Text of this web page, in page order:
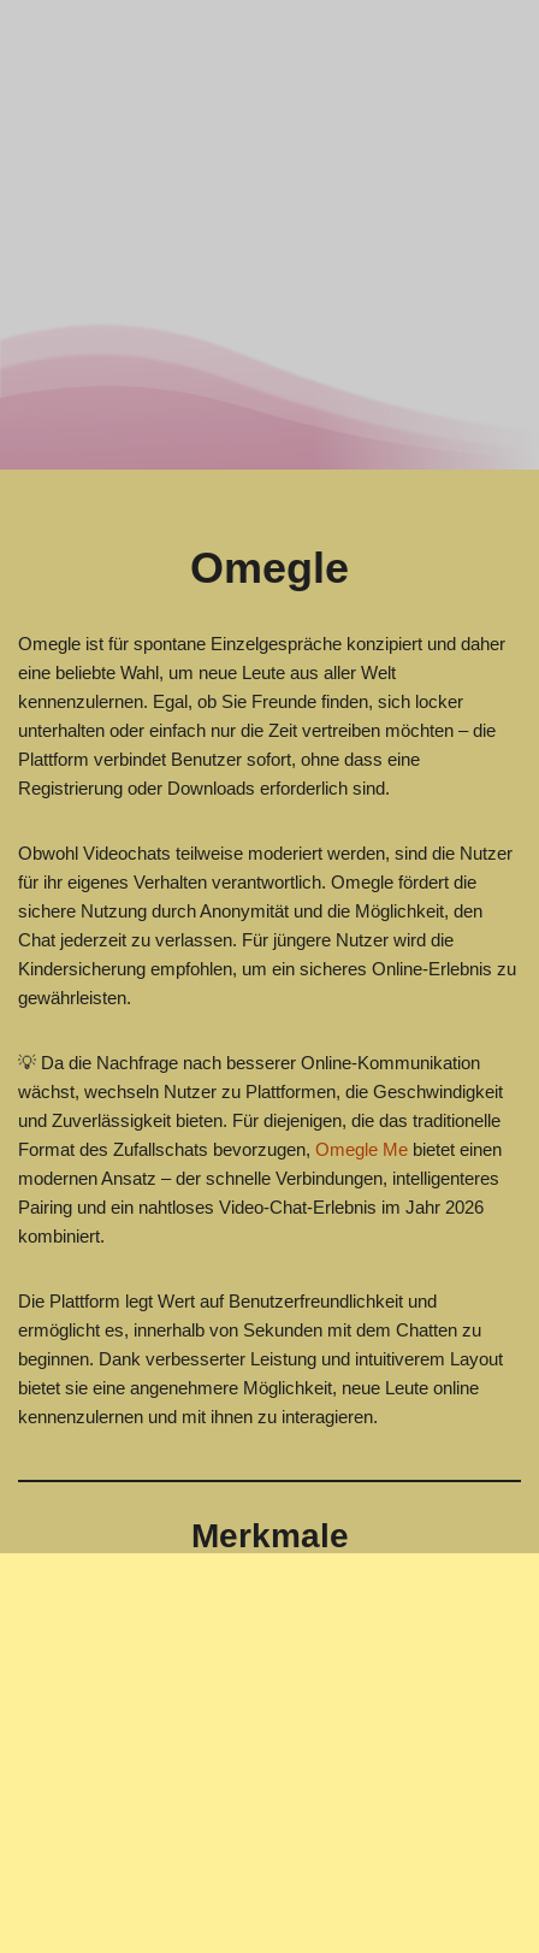
Omegle
Omegle ist für spontane Einzelgespräche konzipiert und daher
eine beliebte Wahl, um neue Leute aus aller Welt
kennenzulernen. Egal, ob Sie Freunde finden, sich locker
unterhalten oder einfach nur die Zeit vertreiben möchten – die
Plattform verbindet Benutzer sofort, ohne dass eine
Registrierung oder Downloads erforderlich sind.
Obwohl Videochats teilweise moderiert werden, sind die Nutzer
für ihr eigenes Verhalten verantwortlich. Omegle fördert die
sichere Nutzung durch Anonymität und die Möglichkeit, den
Chat jederzeit zu verlassen. Für jüngere Nutzer wird die
Kindersicherung empfohlen, um ein sicheres Online-Erlebnis zu
gewährleisten.
💡 Da die Nachfrage nach besserer Online-Kommunikation
wächst, wechseln Nutzer zu Plattformen, die Geschwindigkeit
und Zuverlässigkeit bieten. Für diejenigen, die das traditionelle
Format des Zufallschats bevorzugen, Omegle Me bietet einen
modernen Ansatz – der schnelle Verbindungen, intelligenteres
Pairing und ein nahtloses Video-Chat-Erlebnis im Jahr 2026
kombiniert.
Die Plattform legt Wert auf Benutzerfreundlichkeit und
ermöglicht es, innerhalb von Sekunden mit dem Chatten zu
beginnen. Dank verbesserter Leistung und intuitiverem Layout
bietet sie eine angenehmere Möglichkeit, neue Leute online
kennenzulernen und mit ihnen zu interagieren.
Merkmale